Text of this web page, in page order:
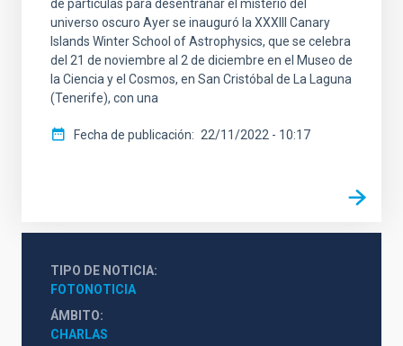
de partículas para desentrañar el misterio del
universo oscuro Ayer se inauguró la XXXIII Canary
Islands Winter School of Astrophysics, que se celebra
del 21 de noviembre al 2 de diciembre en el Museo de
la Ciencia y el Cosmos, en San Cristóbal de La Laguna
(Tenerife), con una
Fecha de publicación 22/11/2022 - 10:17
TIPO DE NOTICIA
FOTONOTICIA
ÁMBITO
CHARLAS